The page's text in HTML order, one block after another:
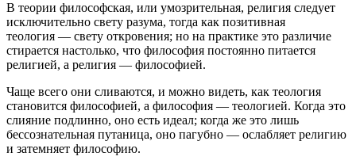
В теории философская, или умозрительная, религия следует
исключительно свету разума, тогда как позитивная
теология — свету откровения; но на практике это различие
стирается настолько, что философия постоянно питается
религией, а религия — философией.
Чаще всего они сливаются, и можно видеть, как теология
становится философией, а философия — теологией. Когда это
слияние подлинно, оно есть идеал; когда же это лишь
бессознательная путаница, оно пагубно — ослабляет религию
и затемняет философию.